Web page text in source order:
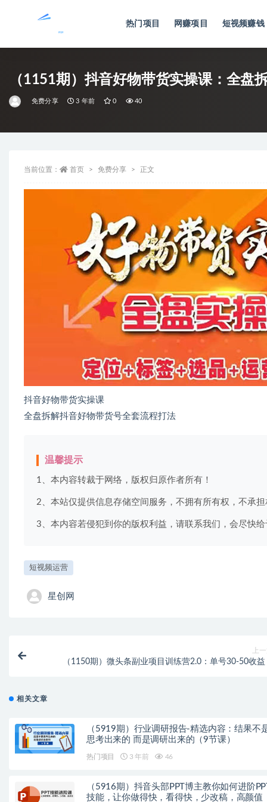
热门项目 网赚项目 短视频赚钱
（1151期）抖音好物带货实操课：全盘
免费分享 3 年前 0 40
当前位置： 首页 免费分享 正文
抖音好物带货实操课
全盘拆解抖音好物带货号全套流程打法
温馨提示
1、本内容转裁于网络，版权归原作者所有！
2、本站仅提供信息存储空间服务，不拥有所有权，不承担
3、本内容若侵犯到你的版权利益，请联系我们，会尽快给
短视频运营
星创网
上
（1150期）微头条副业项目训练营2.0：单号30-50收益
相关文章
（5919期）行业调研报告-精选内容：结果不
思考出来的 而是调研出来的（9节课）
热门项目 3 年前 46
（5916期）抖音头部PPT博主教你如何进阶
技能，让你做得快，看得快，少改稿，高颜值